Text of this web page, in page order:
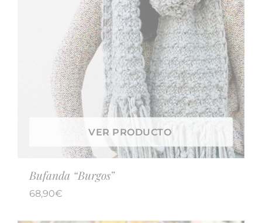
VER PRODUCTO
Bufanda “Burgos”
68,90€